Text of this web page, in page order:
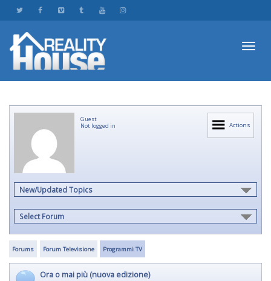
Actions
Guest
Not logged in
New/Updated Topics
Select Forum
Forums Forum Televisione Programmi TV
Ora o mai più (nuova edizione)